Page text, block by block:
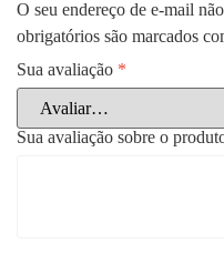
O seu endereço de e-mail
obrigatórios são marcados
Sua avaliação *
Sua avaliação sobre o